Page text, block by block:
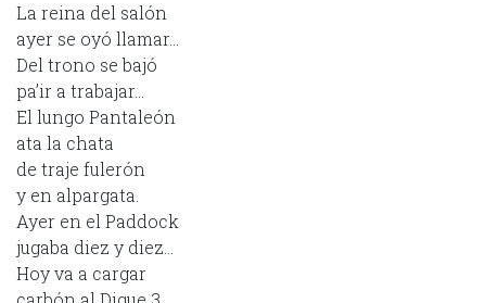
La reina del salón
ayer se oyó llamar…
Del trono se bajó
pa’ir a trabajar…
El lungo Pantaleón
ata la chata
de traje fulerón
y en alpargata.
Ayer en el Paddock
jugaba diez y diez…
Hoy va a cargar